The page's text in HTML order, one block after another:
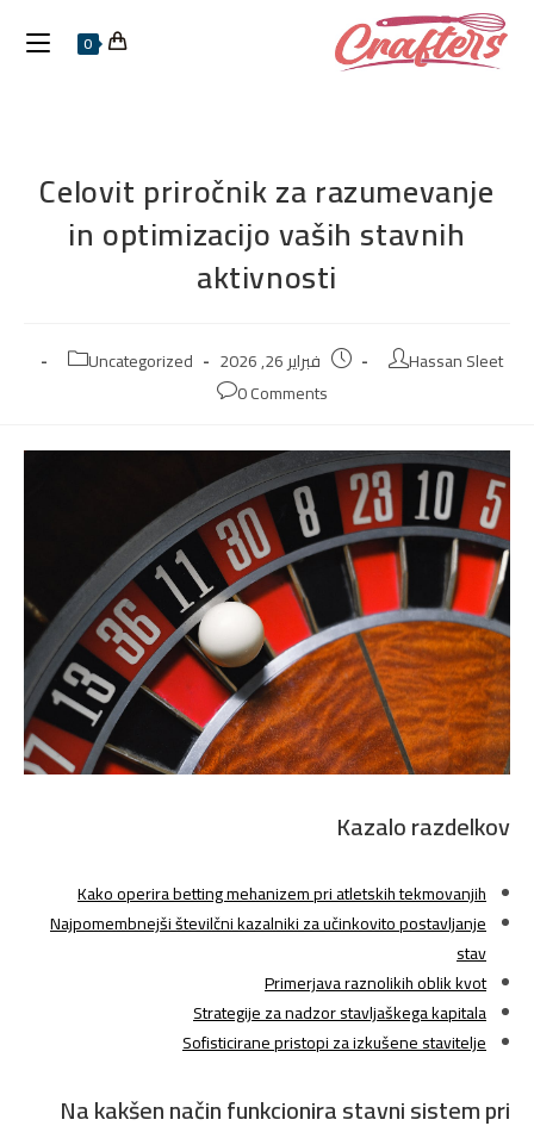
0
Celovit priročnik za razumevanje
in optimizacijo vaših stavnih
aktivnosti
Hassan Sleet فبراير 26, 2026
Uncategorized
0 Comments
Kazalo razdelkov
Kako operira betting mehanizem pri atletskih tekmovanjih
Najpomembnejši številčni kazalniki za učinkovito postavljanje
stav
Primerjava raznolikih oblik kvot
Strategije za nadzor stavljaškega kapitala
Sofisticirane pristopi za izkušene stavitelje
Na kakšen način funkcionira stavni sistem pri